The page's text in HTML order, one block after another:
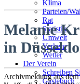
Klima
Parteien/
Rat
Statistik
Umwelt
Verkehr
Wetter
Der Verein
Schreiben
Gästebuch
Melanie
in
Archivmeldung aus dem